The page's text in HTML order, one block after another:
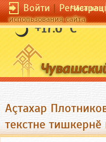
Войти|
использования сайта
Чӑвашла
+17.6 °C
Аçтахар
текстне